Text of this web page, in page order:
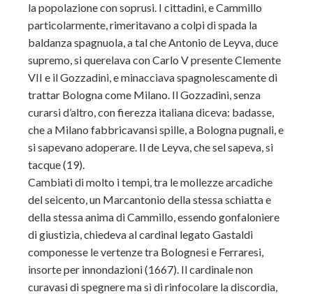
la popolazione con soprusi. I cittadini, e Cammillo
particolarmente, rimeritavano a colpi di spada la
baldanza spagnuola, a tal che Antonio de Leyva, duce
supremo, si querelava con Carlo V presente Clemente
VII e il Gozzadini, e minacciava spagnolescamente di
trattar Bologna come Milano. Il Gozzadini, senza
curarsi d’altro, con fierezza italiana diceva: badasse,
che a Milano fabbricavansi spille, a Bologna pugnali, e
si sapevano adoperare. Il de Leyva, che sel sapeva, si
tacque (19).
Cambiati di molto i tempi, tra le mollezze arcadiche
del seicento, un Marcantonio della stessa schiatta e
della stessa anima di Cammillo, essendo gonfaloniere
di giustizia, chiedeva al cardinal legato Gastaldi
componesse le vertenze tra Bolognesi e Ferraresi,
insorte per innondazioni (1667). Il cardinale non
curavasi di spegnere ma sì di rinfocolare la discordia,